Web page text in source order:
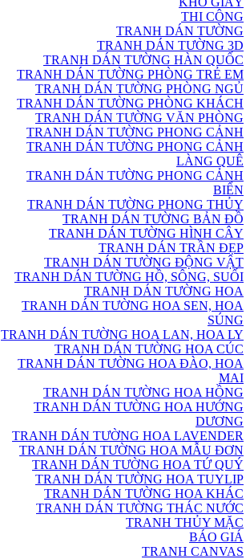
THI CÔNG
TRANH DÁN TƯỜNG
TRANH DÁN TƯỜNG 3D
TRANH DÁN TƯỜNG HÀN QUỐC
TRANH DÁN TƯỜNG PHÒNG TRẺ EM
TRANH DÁN TƯỜNG PHÒNG NGỦ
TRANH DÁN TƯỜNG PHÒNG KHÁCH
TRANH DÁN TƯỜNG VĂN PHÒNG
TRANH DÁN TƯỜNG PHONG CẢNH
TRANH DÁN TƯỜNG PHONG CẢNH
LÀNG QUÊ
TRANH DÁN TƯỜNG PHONG CẢNH
BIỂN
TRANH DÁN TƯỜNG PHONG THỦY
TRANH DÁN TƯỜNG BẢN ĐỒ
TRANH DÁN TƯỜNG HÌNH CÂY
TRANH DÁN TRẦN ĐẸP
TRANH DÁN TƯỜNG ĐỘNG VẬT
TRANH DÁN TƯỜNG HỒ, SÔNG, SUỐI
TRANH DÁN TƯỜNG HOA
TRANH DÁN TƯỜNG HOA SEN, HOA
SÚNG
TRANH DÁN TƯỜNG HOA LAN, HOA LY
TRANH DÁN TƯỜNG HOA CÚC
TRANH DÁN TƯỜNG HOA ĐÀO, HOA
MAI
TRANH DÁN TƯỜNG HOA HỒNG
TRANH DÁN TƯỜNG HOA HƯỚNG
DƯƠNG
TRANH DÁN TƯỜNG HOA LAVENDER
TRANH DÁN TƯỜNG HOA MẪU ĐƠN
TRANH DÁN TƯỜNG HOA TỨ QUÝ
TRANH DÁN TƯỜNG HOA TUYLIP
TRANH DÁN TƯỜNG HOA KHÁC
TRANH DÁN TƯỜNG THÁC NƯỚC
TRANH THỦY MẶC
BÁO GIÁ
TRANH CANVAS